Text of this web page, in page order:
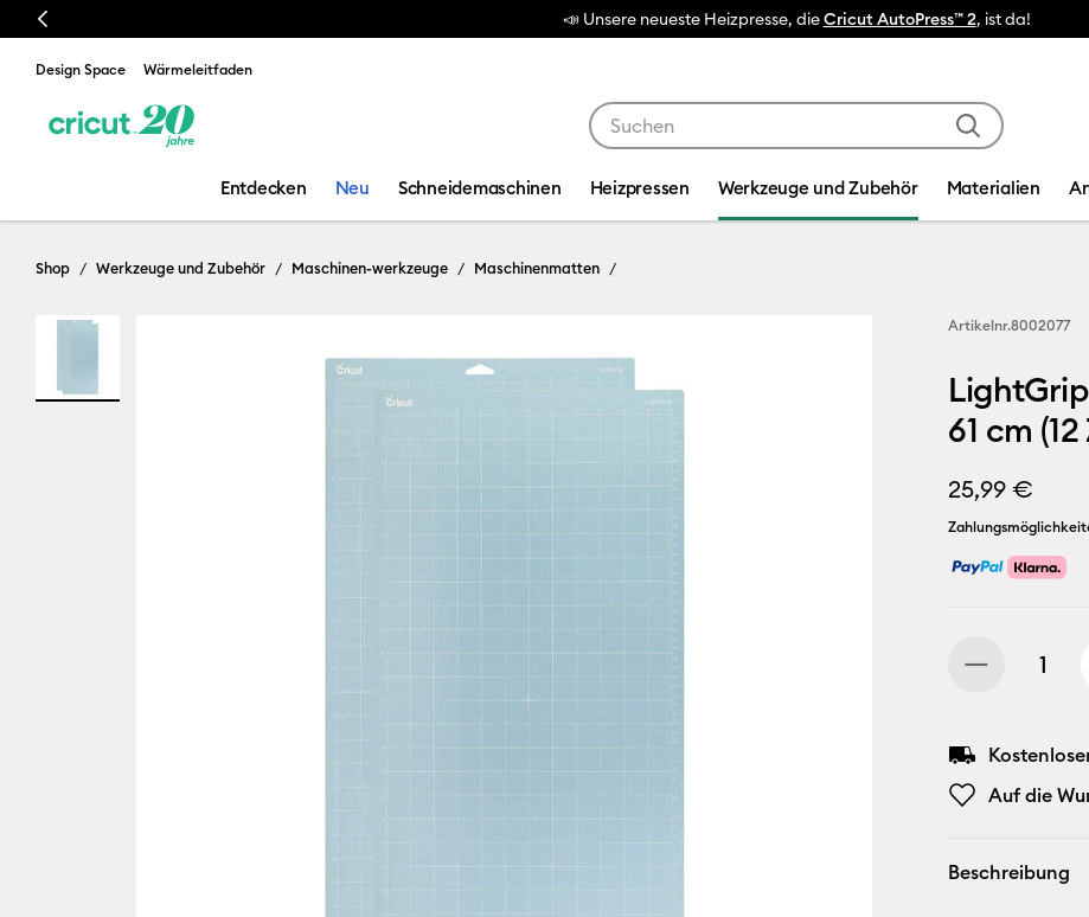
Previous 📣 Unsere neueste Heizpresse, dieCricut AutoPress™ 2, ist da!
Design Space Wärmeleitfaden
Entdecken Neu Schneidemaschinen Heizpressen Werkzeuge und Zubehör Materialien
Shop Werkzeuge und Zubehör Maschinen-werkzeuge Maschinenmatten
Artikelnr.8002077
61 cm
25,99 €
Auf die
Beschreibung